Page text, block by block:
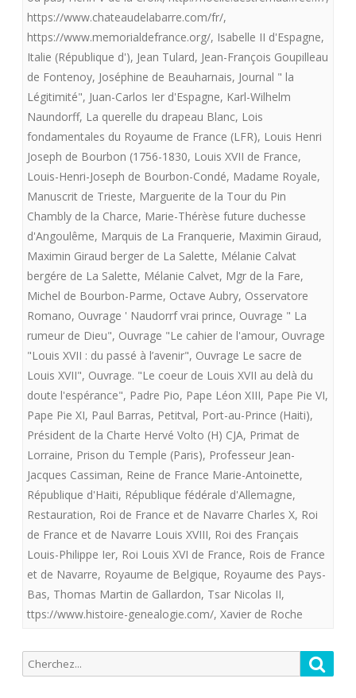
https://www.chateaudelabarre.com/fr/,
https://www.memorialdefrance.org/, Isabelle II d'Espagne,
Italie (République d'), Jean Tulard, Jean-François Goupilleau
de Fontenoy, Joséphine de Beauharnais, Journal " la
Légitimité", Juan-Carlos Ier d'Espagne, Karl-Wilhelm
Naundorff, La querelle du drapeau Blanc, Lois
fondamentales du Royaume de France (LFR), Louis Henri
Joseph de Bourbon (1756-1830, Louis XVII de France,
Louis-Henri-Joseph de Bourbon-Condé, Madame Royale,
Manuscrit de Trieste, Marguerite de la Tour du Pin
Chambly de la Charce, Marie-Thérèse future duchesse
d'Angoulême, Marquis de La Franquerie, Maximin Giraud,
Maximin Giraud berger de La Salette, Mélanie Calvat
bergére de La Salette, Mélanie Calvet, Mgr de la Fare,
Michel de Bourbon-Parme, Octave Aubry, Osservatore
Romano, Ouvrage ' Naudorrf vrai prince, Ouvrage " La
rumeur de Dieu", Ouvrage "Le cahier de l'amour, Ouvrage
"Louis XVII : du passé à l’avenir", Ouvrage Le sacre de
Louis XVII", Ouvrage. "Le coeur de Louis XVII au delà du
doute l'espérance", Padre Pio, Pape Léon XIII, Pape Pie VI,
Pape Pie XI, Paul Barras, Petitval, Port-au-Prince (Haiti),
Président de la Charte Hervé Volto (H) CJA, Primat de
Lorraine, Prison du Temple (Paris), Professeur Jean-
Jacques Cassiman, Reine de France Marie-Antoinette,
République d'Haiti, République fédérale d'Allemagne,
Restauration, Roi de France et de Navarre Charles X, Roi
de France et de Navarre Louis XVIII, Roi des Français
Louis-Philippe Ier, Roi Louis XVI de France, Rois de France
et de Navarre, Royaume de Belgique, Royaume des Pays-
Bas, Thomas Martin de Gallardon, Tsar Nicolas II,
ttps://www.histoire-genealogie.com/, Xavier de Roche
Recherche
pour: